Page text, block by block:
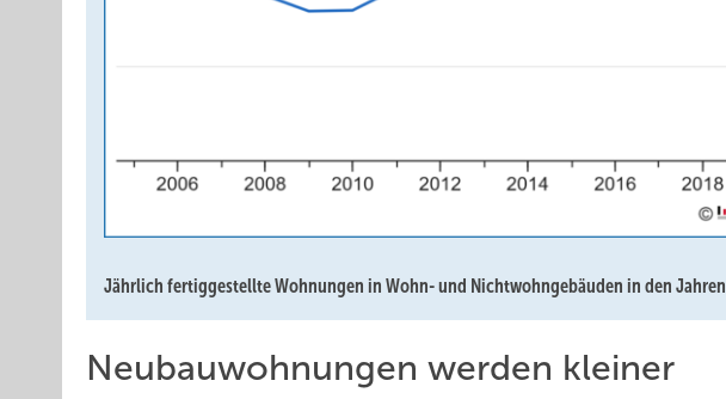
Jährlich fertiggestellte Wohnungen in Wohn- und Nichtwohngebäuden in den
Neubauwohnungen werden kleiner